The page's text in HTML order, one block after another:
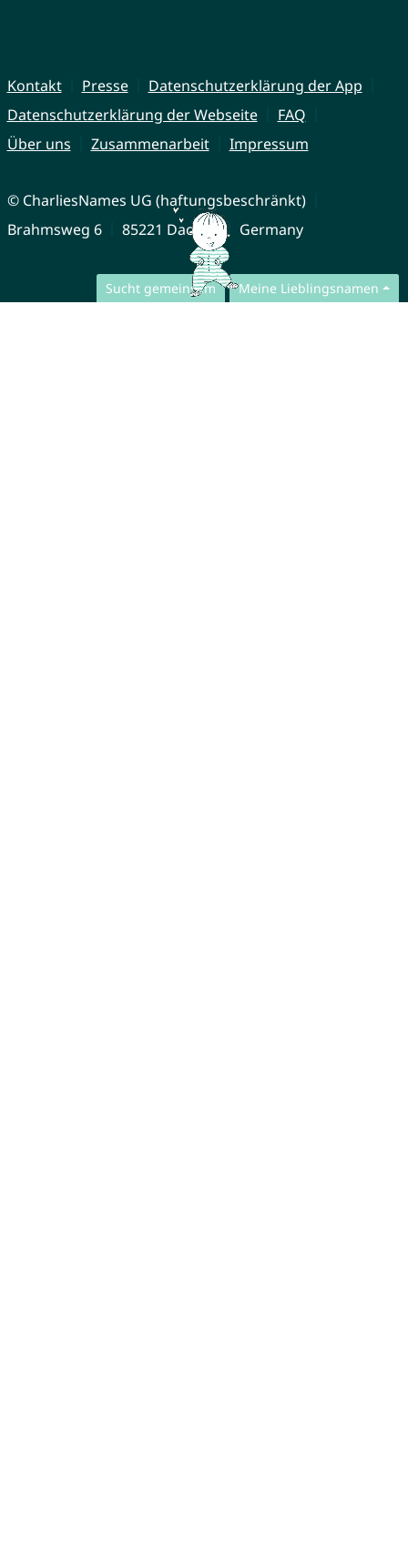
Sucht gemeinsam Meine Lieblingsnamen
Kontakt Presse
Datenschutzerklärung der App
Datenschutzerklärung der Webseite
FAQ
Über uns
Zusammenarbeit Impressum
© CharliesNames UG (haftungsbeschränkt)
Brahmsweg 6
85221 Dachau Germany